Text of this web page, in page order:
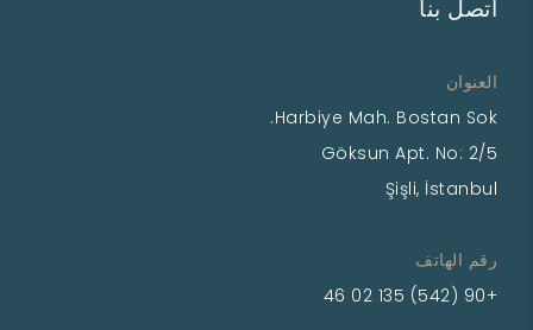
اتصل بنا
العنوان
Harbiye Mah. Bostan Sok.
Göksun Apt. No: 2/5
Şişli, İstanbul
رقم الهاتف
+90 (542) 135 02 46